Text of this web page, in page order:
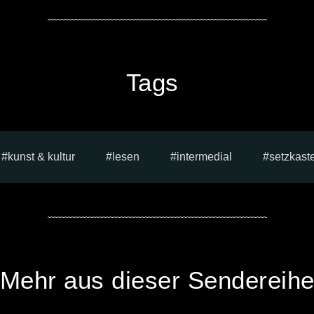
Tags
kunst & kultur lesen intermedial
Mehr aus dieser Sendereihe